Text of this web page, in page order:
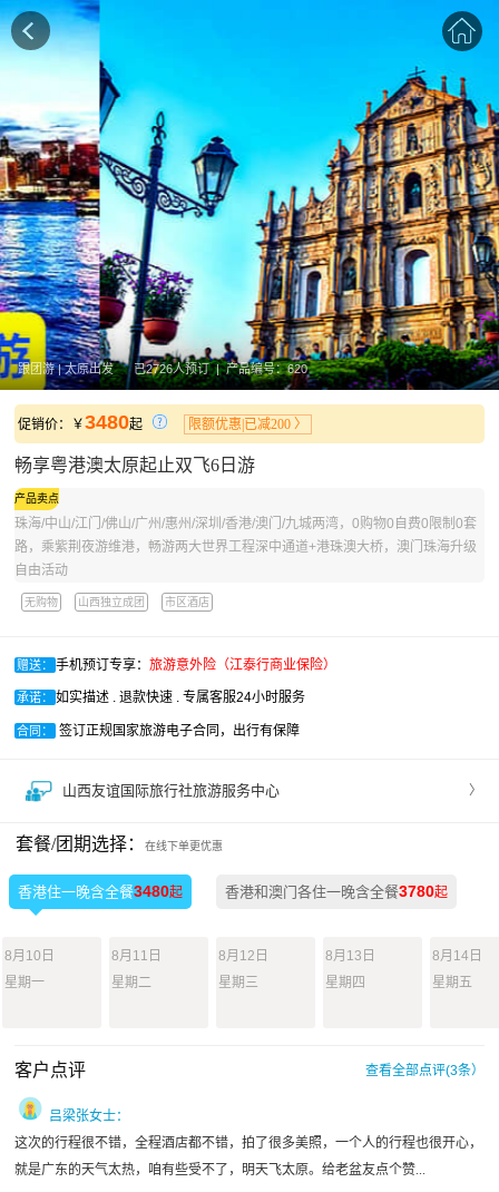
跟团游 | 太原出发 已2726人预订 | 产品编号：620
促销价：￥3480起 限额优惠|已减200 〉
畅享粤港澳太原起止双飞6日游
产品卖点
珠海/中山/江门/佛山/广州/惠州/深圳/香港/澳门/九城两湾，0购物0自费0限制0套
路，乘紫荆夜游维港，畅游两大世界工程深中通道+港珠澳大桥，澳门珠海升级
自由活动
无购物 山西独立成团 市区酒店
赠送： 手机预订专享： 旅游意外险（江泰行商业保险）
承诺： 如实描述 . 退款快速 . 专属客服24小时服务
合同： 签订正规国家旅游电子合同，出行有保障
山西友谊国际旅行社旅游服务中心 〉
套餐/团期选择： 在线下单更优惠
香港住一晚含全餐3480起 香港和澳门各住一晚含全餐3780起
8月10日
星期一
8月11日
星期二
8月12日
星期三
8月13日
星期四
8月14日
星期五
客户点评 查看全部点评(3条）
吕梁张女士：
这次的行程很不错，全程酒店都不错，拍了很多美照，一个人的行程也很开心，
就是广东的天气太热，咱有些受不了，明天飞太原。给老盆友点个赞...